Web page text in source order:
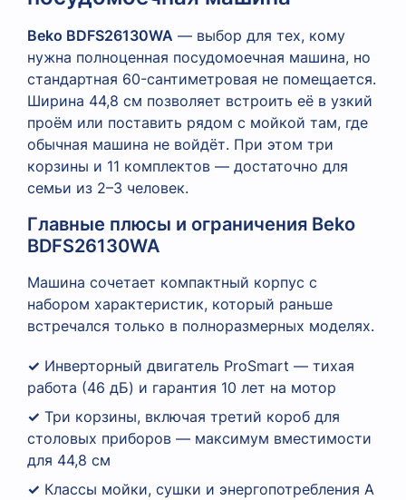
Beko BDFS26130WA — выбор для тех, кому
нужна полноценная посудомоечная машина, но
стандартная 60-сантиметровая не помещается.
Ширина 44,8 см позволяет встроить её в узкий
проём или поставить рядом с мойкой там, где
обычная машина не войдёт. При этом три
корзины и 11 комплектов — достаточно для
семьи из 2–3 человек.
Главные плюсы и ограничения Beko
BDFS26130WA
Машина сочетает компактный корпус с
набором характеристик, который раньше
встречался только в полноразмерных моделях.
✓ Инверторный двигатель ProSmart — тихая
работа (46 дБ) и гарантия 10 лет на мотор
✓ Три корзины, включая третий короб для
столовых приборов — максимум вместимости
для 44,8 см
✓ Классы мойки, сушки и энергопотребления A